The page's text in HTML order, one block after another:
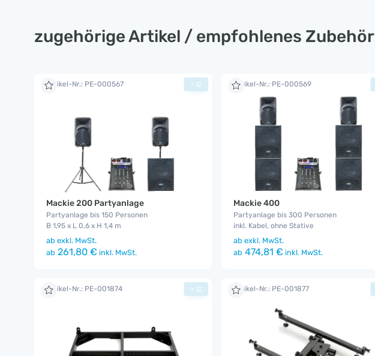
zugehörige Artikel / empfohlenes Zubehör
Artikel-Nr.: PE-000567
Mackie 200 Partyanlage
Partyanlage bis 150 Personen
B 1,95 x L 0,6 x H 1,4 m
ab exkl. MwSt.
ab 261,80 € inkl. MwSt.
+ Artikel-Nr.: PE-000569
Mackie 400
Partyanlage bis 300 Personen
inkl. Kabel, ohne Stative
ab exkl. MwSt.
ab 474,81 € inkl. MwSt.
Artikel-Nr.: PE-001874 + Artikel-Nr.: PE-001877